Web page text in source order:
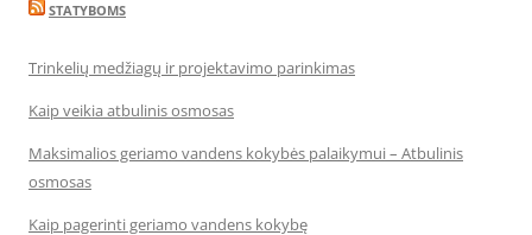
STATYBOMS
Trinkelių medžiagų ir projektavimo parinkimas
Kaip veikia atbulinis osmosas
Maksimalios geriamo vandens kokybės palaikymui – Atbulinis
osmosas
Kaip pagerinti geriamo vandens kokybę